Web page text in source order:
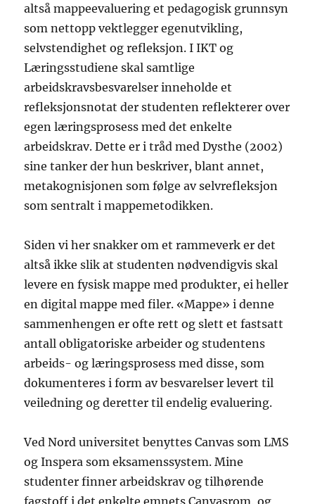
altså mappeevaluering et pedagogisk grunnsyn
som nettopp vektlegger egenutvikling,
selvstendighet og refleksjon. I IKT og
Læringsstudiene skal samtlige
arbeidskravsbesvarelser inneholde et
refleksjonsnotat der studenten reflekterer over
egen læringsprosess med det enkelte
arbeidskrav. Dette er i tråd med Dysthe (2002)
sine tanker der hun beskriver, blant annet,
metakognisjonen som følge av selvrefleksjon
som sentralt i mappemetodikken.
Siden vi her snakker om et rammeverk er det
altså ikke slik at studenten nødvendigvis skal
levere en fysisk mappe med produkter, ei heller
en digital mappe med filer. «Mappe» i denne
sammenhengen er ofte rett og slett et fastsatt
antall obligatoriske arbeider og studentens
arbeids- og læringsprosess med disse, som
dokumenteres i form av besvarelser levert til
veiledning og deretter til endelig evaluering.
Ved Nord universitet benyttes Canvas som LMS
og Inspera som eksamenssystem. Mine
studenter finner arbeidskrav og tilhørende
fagstoff i det enkelte emnets Canvasrom, og